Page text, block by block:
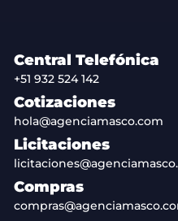
Central Telefónica
+51 932 524 142
Cotizaciones
hola@agenciamasco.com
Licitaciones
Compras